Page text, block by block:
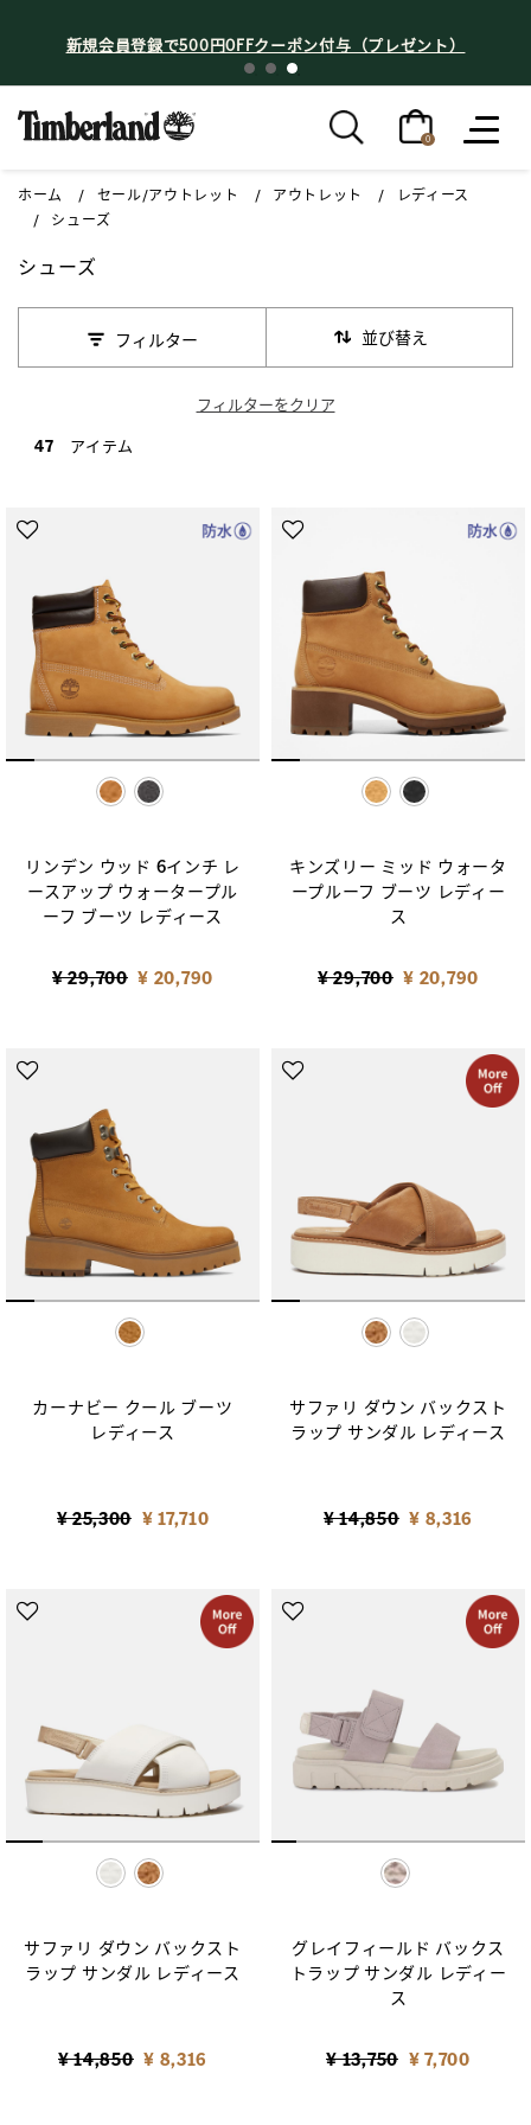
新規会員登録で500円OFFクーポン付与（プレゼント）
0
ホーム セール/アウトレット アウトレット
レディース
シューズ
シューズ
並び替え
フィルター
フィルターをクリア
47 アイテム
selected
リンデン ウッド 6インチ レ
ースアップ ウォータープル
ーフ ブーツ レディース
Price reduced from
¥ 29,700to¥ 20,790
selected
キンズリー ミッド ウォータ
ープルーフ ブーツ レディー
ス
Price reduced from
¥ 29,700to¥ 20,790
selected
カーナビー クール ブーツ
レディース
Price reduced from
¥ 25,300to¥ 17,710
selected
サファリ ダウン バックスト
ラップ サンダル レディース
Price reduced from
¥ 14,850to¥ 8,316
selected
サファリ ダウン バックスト
ラップ サンダル レディース
Price reduced from
¥ 14,850to¥ 8,316
selected
グレイフィールド バックス
トラップ サンダル レディー
ス
Price reduced from
¥ 13,750to¥ 7,700